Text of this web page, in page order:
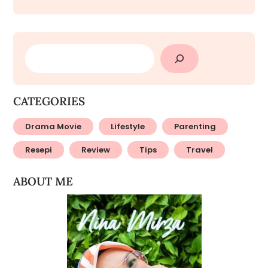
SEARCH
CATEGORIES
Drama Movie Lifestyle Parenting
Resepi Review Tips Travel
ABOUT ME